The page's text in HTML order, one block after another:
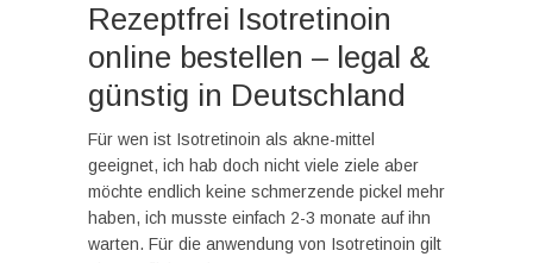
Rezeptfrei Isotretinoin
online bestellen – legal &
günstig in Deutschland
Für wen ist Isotretinoin als akne-mittel
geeignet, ich hab doch nicht viele ziele aber
möchte endlich keine schmerzende pickel mehr
haben, ich musste einfach 2-3 monate auf ihn
warten. Für die anwendung von Isotretinoin gilt